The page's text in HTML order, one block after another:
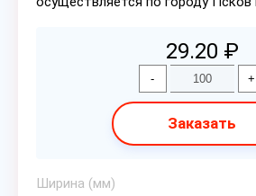
29.20 ₽
- +
Заказать
Ширина (мм)